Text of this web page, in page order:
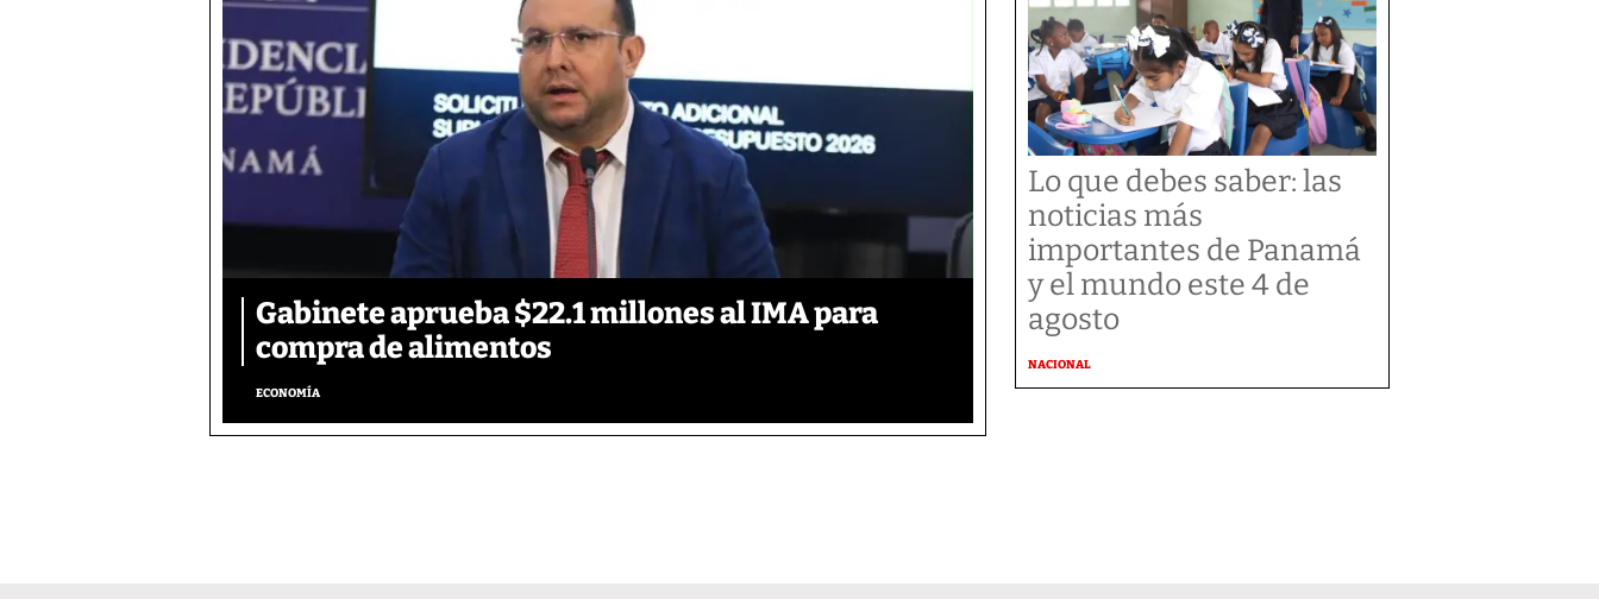
Gabinete aprueba $22.1 millones al IMA para
compra de alimentos
ECONOMÍA
Lo que debes saber: las
noticias más
importantes de Panamá
y el mundo este 4 de
agosto
NACIONAL